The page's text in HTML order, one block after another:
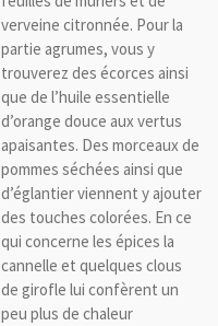
verveine citronnée. Pour la
partie agrumes, vous y
trouverez des écorces ainsi
que de l’huile essentielle
d’orange douce aux vertus
apaisantes. Des morceaux de
pommes séchées ainsi que
d’églantier viennent y ajouter
des touches colorées. En ce
qui concerne les épices la
cannelle et quelques clous
de girofle lui confèrent un
peu plus de chaleur